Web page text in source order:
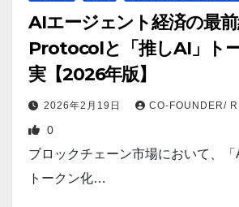
AIエージェント経済の最
Protocolと「推しAI」ト
実【2026年版】
2026年2月19日 CO-FOUNDER/
0
ブロックチェーン市場において、
トークン化…